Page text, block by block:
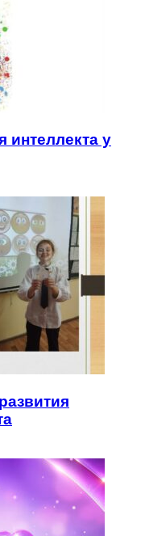
интеллекта у